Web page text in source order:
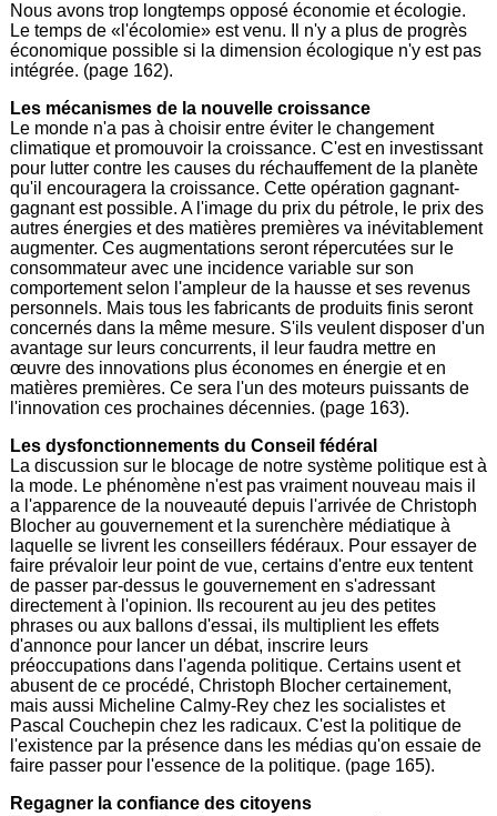
Nous avons trop longtemps opposé économie et écologie.
Le temps de «l'écolomie» est venu. Il n'y a plus de progrès
économique possible si la dimension écologique n'y est pas
intégrée. (page 162).
Les mécanismes de la nouvelle croissance
Le monde n'a pas à choisir entre éviter le changement
climatique et promouvoir la croissance. C'est en investissant
pour lutter contre les causes du réchauffement de la planète
qu'il encouragera la croissance. Cette opération gagnant-
gagnant est possible. A l'image du prix du pétrole, le prix des
autres énergies et des matières premières va inévitablement
augmenter. Ces augmentations seront répercutées sur le
consommateur avec une incidence variable sur son
comportement selon l'ampleur de la hausse et ses revenus
personnels. Mais tous les fabricants de produits finis seront
concernés dans la même mesure. S'ils veulent disposer d'un
avantage sur leurs concurrents, il leur faudra mettre en
œuvre des innovations plus économes en énergie et en
matières premières. Ce sera l'un des moteurs puissants de
l'innovation ces prochaines décennies. (page 163).
Les dysfonctionnements du Conseil fédéral
La discussion sur le blocage de notre système politique est à
la mode. Le phénomène n'est pas vraiment nouveau mais il
a l'apparence de la nouveauté depuis l'arrivée de Christoph
Blocher au gouvernement et la surenchère médiatique à
laquelle se livrent les conseillers fédéraux. Pour essayer de
faire prévaloir leur point de vue, certains d'entre eux tentent
de passer par-dessus le gouvernement en s'adressant
directement à l'opinion. Ils recourent au jeu des petites
phrases ou aux ballons d'essai, ils multiplient les effets
d'annonce pour lancer un débat, inscrire leurs
préoccupations dans l'agenda politique. Certains usent et
abusent de ce procédé, Christoph Blocher certainement,
mais aussi Micheline Calmy-Rey chez les socialistes et
Pascal Couchepin chez les radicaux. C'est la politique de
l'existence par la présence dans les médias qu'on essaie de
faire passer pour l'essence de la politique. (page 165).
Regagner la confiance des citoyens